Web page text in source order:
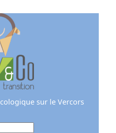
sur le Vercors